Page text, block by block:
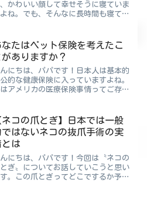
かわいい顔して幸せそうに寝ていま
ね。でも、そんなに長時間も寝て体
勉強してきました。当たり前です
、人とは違う本能で行動して...
なたはペット保険を考えたこ
がありますか？
にちは、パパです！日本人は基本的
的な健康保険に入っていますよね。
アメリカの医療保険事情ってご存じ
一部の人を対象にしているため、一般
人は民間保険に加入する...
ネコの爪とぎ】日本では一般
ではないネコの抜爪手術の実
とは
にちは、パパです！今回は〝ネコの
ぎ〟についてお話していこうと思い
。この爪とぎってどこでするか予測